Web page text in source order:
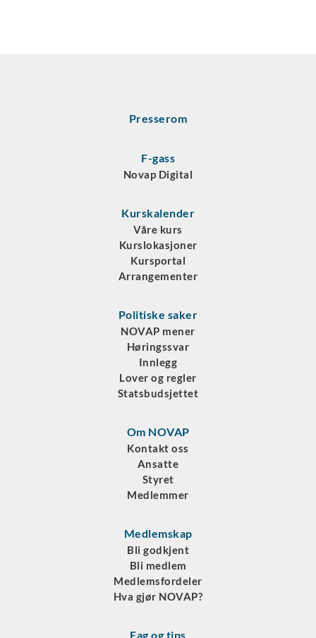
Presserom
F-gass
Novap Digital
Kurskalender
Våre kurs
Kurslokasjoner
Kursportal
Arrangementer
Politiske saker
NOVAP mener
Høringssvar
Innlegg
Lover og regler
Statsbudsjettet
Om NOVAP
Kontakt oss
Ansatte
Styret
Medlemmer
Medlemskap
Bli godkjent
Bli medlem
Medlemsfordeler
Hva gjør NOVAP?
Fag og tips